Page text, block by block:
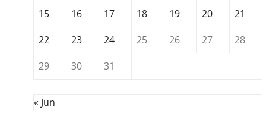
15
16 17 18 19 20
21
22
23 24 25 26 27
28
29
30 31
« Jun